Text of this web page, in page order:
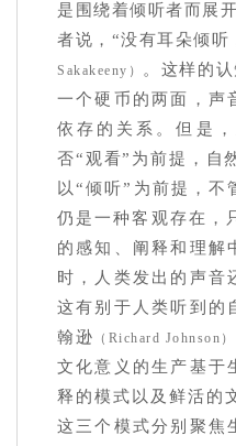
是围绕着倾听者而展
者说，“没有耳朵倾听
Sakakeeny） 。这样的
一个硬币的两面，声
依存的关系。但是
否“观看”为前提，自
以“倾听”为前提，不
仍是一种客观存在，
的感知、阐释和理解
时，人类发出的声音
这有别于人类听到的
翰逊 （Richard Johnson）
文化意义的生产基于
释的模式以及鲜活的
这三个模式分别聚焦